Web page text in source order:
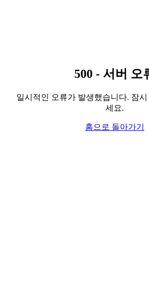
500 - 서버 오
일시적인 오류가 발생했습니다. 잠
세요.
홈으로 돌아가기